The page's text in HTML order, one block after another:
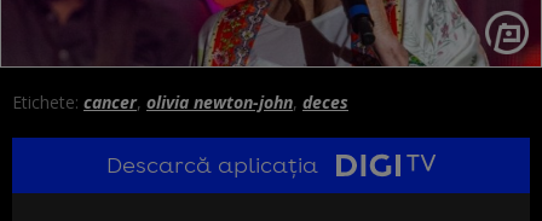
Etichete: cancer, olivia newton-john, deces
Descarcă aplicația